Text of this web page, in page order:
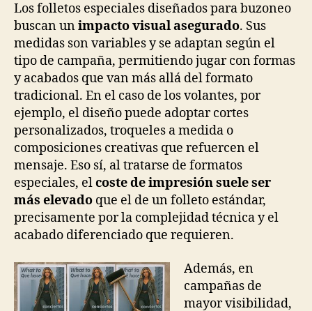
Los folletos especiales diseñados para buzoneo
buscan unimpacto visual asegurado. Sus
medidas son variables y se adaptan según el
tipo de campaña, permitiendo jugar con formas
y acabados que van más allá del formato
tradicional. En el caso de los volantes, por
ejemplo, el diseño puede adoptar cortes
personalizados, troqueles a medida o
composiciones creativas que refuercen el
mensaje. Eso sí, al tratarse de formatos
especiales, elcoste de impresión suele ser
más elevado que el de un folleto estándar,
precisamente por la complejidad técnica y el
acabado diferenciado que requieren.
Además, en
campañas de
mayor visibilidad,